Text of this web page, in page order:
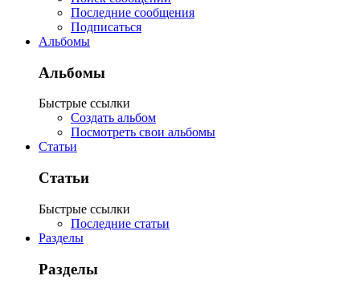
Последние сообщения
Подписаться
Альбомы
Альбомы
Быстрые ссылки
Создать альбом
Посмотреть свои альбомы
Статьи
Статьи
Быстрые ссылки
Последние статьи
Разделы
Разделы